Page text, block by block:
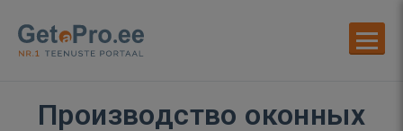
Производство оконных